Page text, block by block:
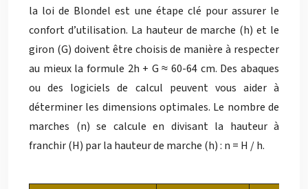
la loi de Blondel est une étape clé pour assurer le
confort d’utilisation. La hauteur de marche (h) et le
giron (G) doivent être choisis de manière à respecter
au mieux la formule 2h + G ≈ 60-64 cm. Des abaques
ou des logiciels de calcul peuvent vous aider à
déterminer les dimensions optimales. Le nombre de
marches (n) se calcule en divisant la hauteur à
franchir (H) par la hauteur de marche (h) : n = H / h.